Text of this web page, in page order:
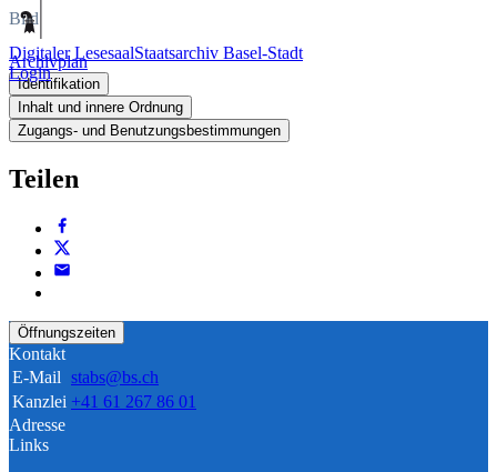
Digitaler LesesaalStaatsarchiv Basel-Stadt
Login
Bild
Archivplan
Identifikation
Inhalt und innere Ordnung
Zugangs- und Benutzungsbestimmungen
Teilen
Öffnungszeiten
Kontakt
E-Mail stabs@bs.ch
Kanzlei +41 61 267 86 01
Adresse
Links